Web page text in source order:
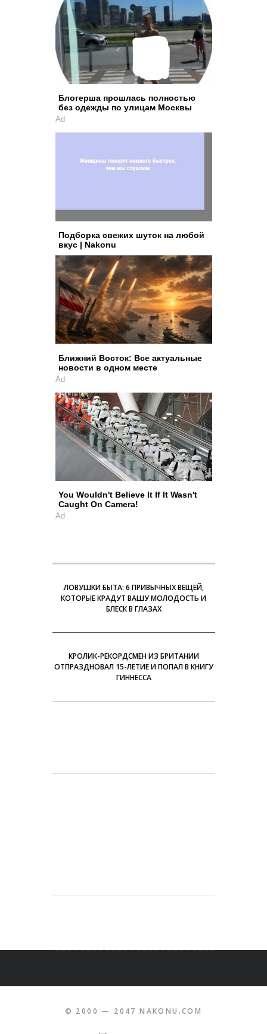
Блогерша прошлась полностью
без одежды по улицам Москвы
Ad
Подборка свежих шуток на любой
вкус | Nakonu
Ближний Восток: Все актуальные
новости в одном месте
Ad
You Wouldn't Believe It If It Wasn't
Caught On Camera!
Ad
ЛОВУШКИ БЫТА: 6 ПРИВЫЧНЫХ ВЕЩЕЙ,
КОТОРЫЕ КРАДУТ ВАШУ МОЛОДОСТЬ И
БЛЕСК В ГЛАЗАХ
КРОЛИК-РЕКОРДСМЕН ИЗ БРИТАНИИ
ОТПРАЗДНОВАЛ 15-ЛЕТИЕ И ПОПАЛ В КНИГУ
ГИННЕССА
© 2000 — 2047 NAKONU.COM